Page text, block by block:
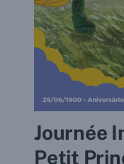
Journée
Petit